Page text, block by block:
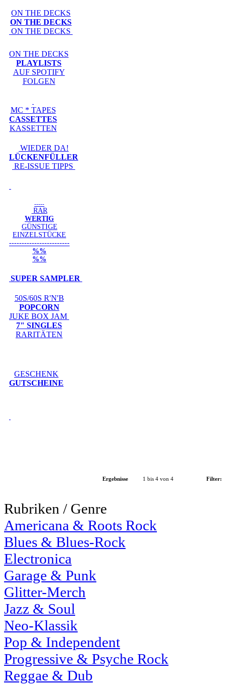
ON THE DECKS
ON THE DECKS
ON THE DECKS
ON THE DECKS
PLAYLISTS
AUF SPOTIFY
FOLGEN
MC * TAPES
CASSETTES
KASSETTEN
WIEDER DA!
LÜCKENFÜLLER
RE-ISSUE TIPPS
-----
RAR
WERTIG
GÜNSTIGE
EINZELSTÜCKE
------------------------
%%
%%
SUPER SAMPLER
50S/60S R'N'B
POPCORN
JUKE BOX JAM
7" SINGLES
RARITÄTEN
GESCHENK
GUTSCHEINE
Ergebnisse 1 bis 4 von 4 Filter:
Rubriken / Genre
Americana & Roots Rock
Blues & Blues-Rock
Electronica
Garage & Punk
Glitter-Merch
Jazz & Soul
Neo-Klassik
Pop & Independent
Progressive & Psyche Rock
Reggae & Dub